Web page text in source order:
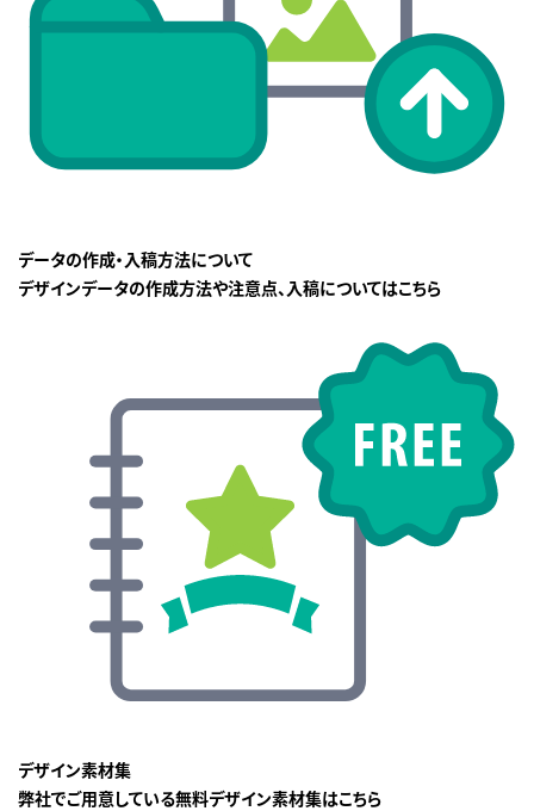
データの作成・入稿方法について
デザインデータの作成方法や注意点、入稿についてはこちら
デザイン素材集
弊社でご用意している無料デザイン素材集はこちら